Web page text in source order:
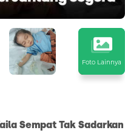
Foto Lainnya
Sempat Tak Sadarkan